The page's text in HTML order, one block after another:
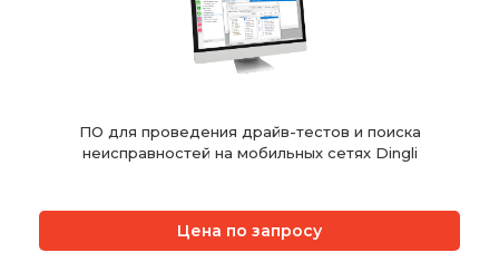
ПО для проведения драйв-тестов и поиска
неисправностей на мобильных сетях Dingli
Цена по запросу